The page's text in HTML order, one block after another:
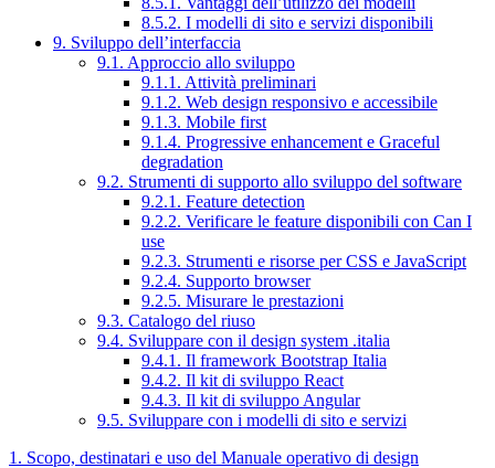
8.5.2. I modelli di sito e servizi disponibili
9. Sviluppo dell’interfaccia
9.1. Approccio allo sviluppo
9.1.1. Attività preliminari
9.1.2. Web design responsivo e accessibile
9.1.3. Mobile first
9.1.4. Progressive enhancement e Graceful
degradation
9.2. Strumenti di supporto allo sviluppo del software
9.2.1. Feature detection
9.2.2. Verificare le feature disponibili con Can I
use
9.2.3. Strumenti e risorse per CSS e JavaScript
9.2.4. Supporto browser
9.2.5. Misurare le prestazioni
9.3. Catalogo del riuso
9.4. Sviluppare con il design system .italia
9.4.1. Il framework Bootstrap Italia
9.4.2. Il kit di sviluppo React
9.4.3. Il kit di sviluppo Angular
9.5. Sviluppare con i modelli di sito e servizi
1. Scopo, destinatari e uso del Manuale operativo di design